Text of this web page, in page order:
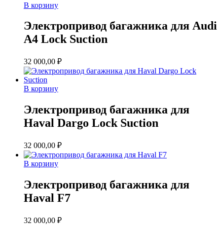
В корзину
Электропривод багажника для Audi
A4 Lock Suction
32 000,00 ₽
В корзину
Электропривод багажника для
Haval Dargo Lock Suction
32 000,00 ₽
В корзину
Электропривод багажника для
Haval F7
32 000,00 ₽